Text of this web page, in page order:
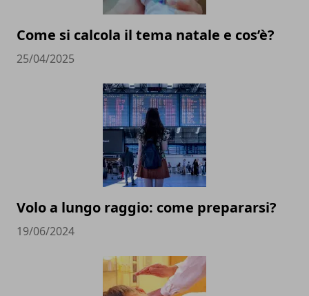
Come si calcola il tema natale e cos’è?
25/04/2025
Volo a lungo raggio: come prepararsi?
19/06/2024